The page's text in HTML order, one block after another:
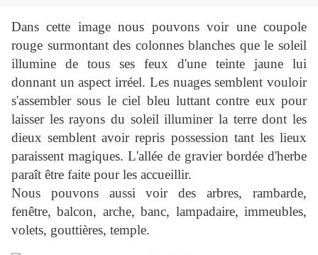
Dans cette image nous pouvons voir une coupole
rouge surmontant des colonnes blanches que le soleil
illumine de tous ses feux d'une teinte jaune lui
donnant un aspect irréel. Les nuages semblent vouloir
s'assembler sous le ciel bleu luttant contre eux pour
laisser les rayons du soleil illuminer la terre dont les
dieux semblent avoir repris possession tant les lieux
paraissent magiques. L'allée de gravier bordée d'herbe
paraît être faite pour les accueillir.
Nous pouvons aussi voir des arbres, rambarde,
fenêtre, balcon, arche, banc, lampadaire, immeubles,
volets, gouttières, temple.